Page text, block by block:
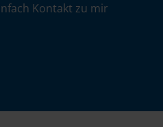
Kontakt zu mir